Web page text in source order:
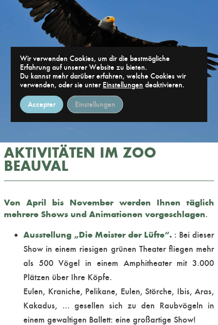
AKTIVITÄTEN IM ZOO
BEAUVAL
Von April bis November werden Ihnen täglich
mehrere Shows und Animationen vorgeschlagen.
Ausstellung „Die Meister der Lüfte“. : Bei dieser
Show in einem riesigen grünen Theater fliegen mehr
als 500 Vögel in einem Amphitheater mit 3.000
Plätzen über Ihre Köpfe.
Eulen, Kraniche, Pelikane, Eulen, Störche, Ibis, Aras,
Kakadus, … gesellen sich zu den Raubvögeln in
einem gewaltigen Ballett: eine großartige Show!
Wir verwenden Cookies, um dir die bestmögliche
Erfahrung auf unserer Website zu bieten.
Du kannst mehr darüber erfahren, welche Cookies wir
verwenden, oder sie unter Einstellungen deaktivieren.
Accepter Einstellungen